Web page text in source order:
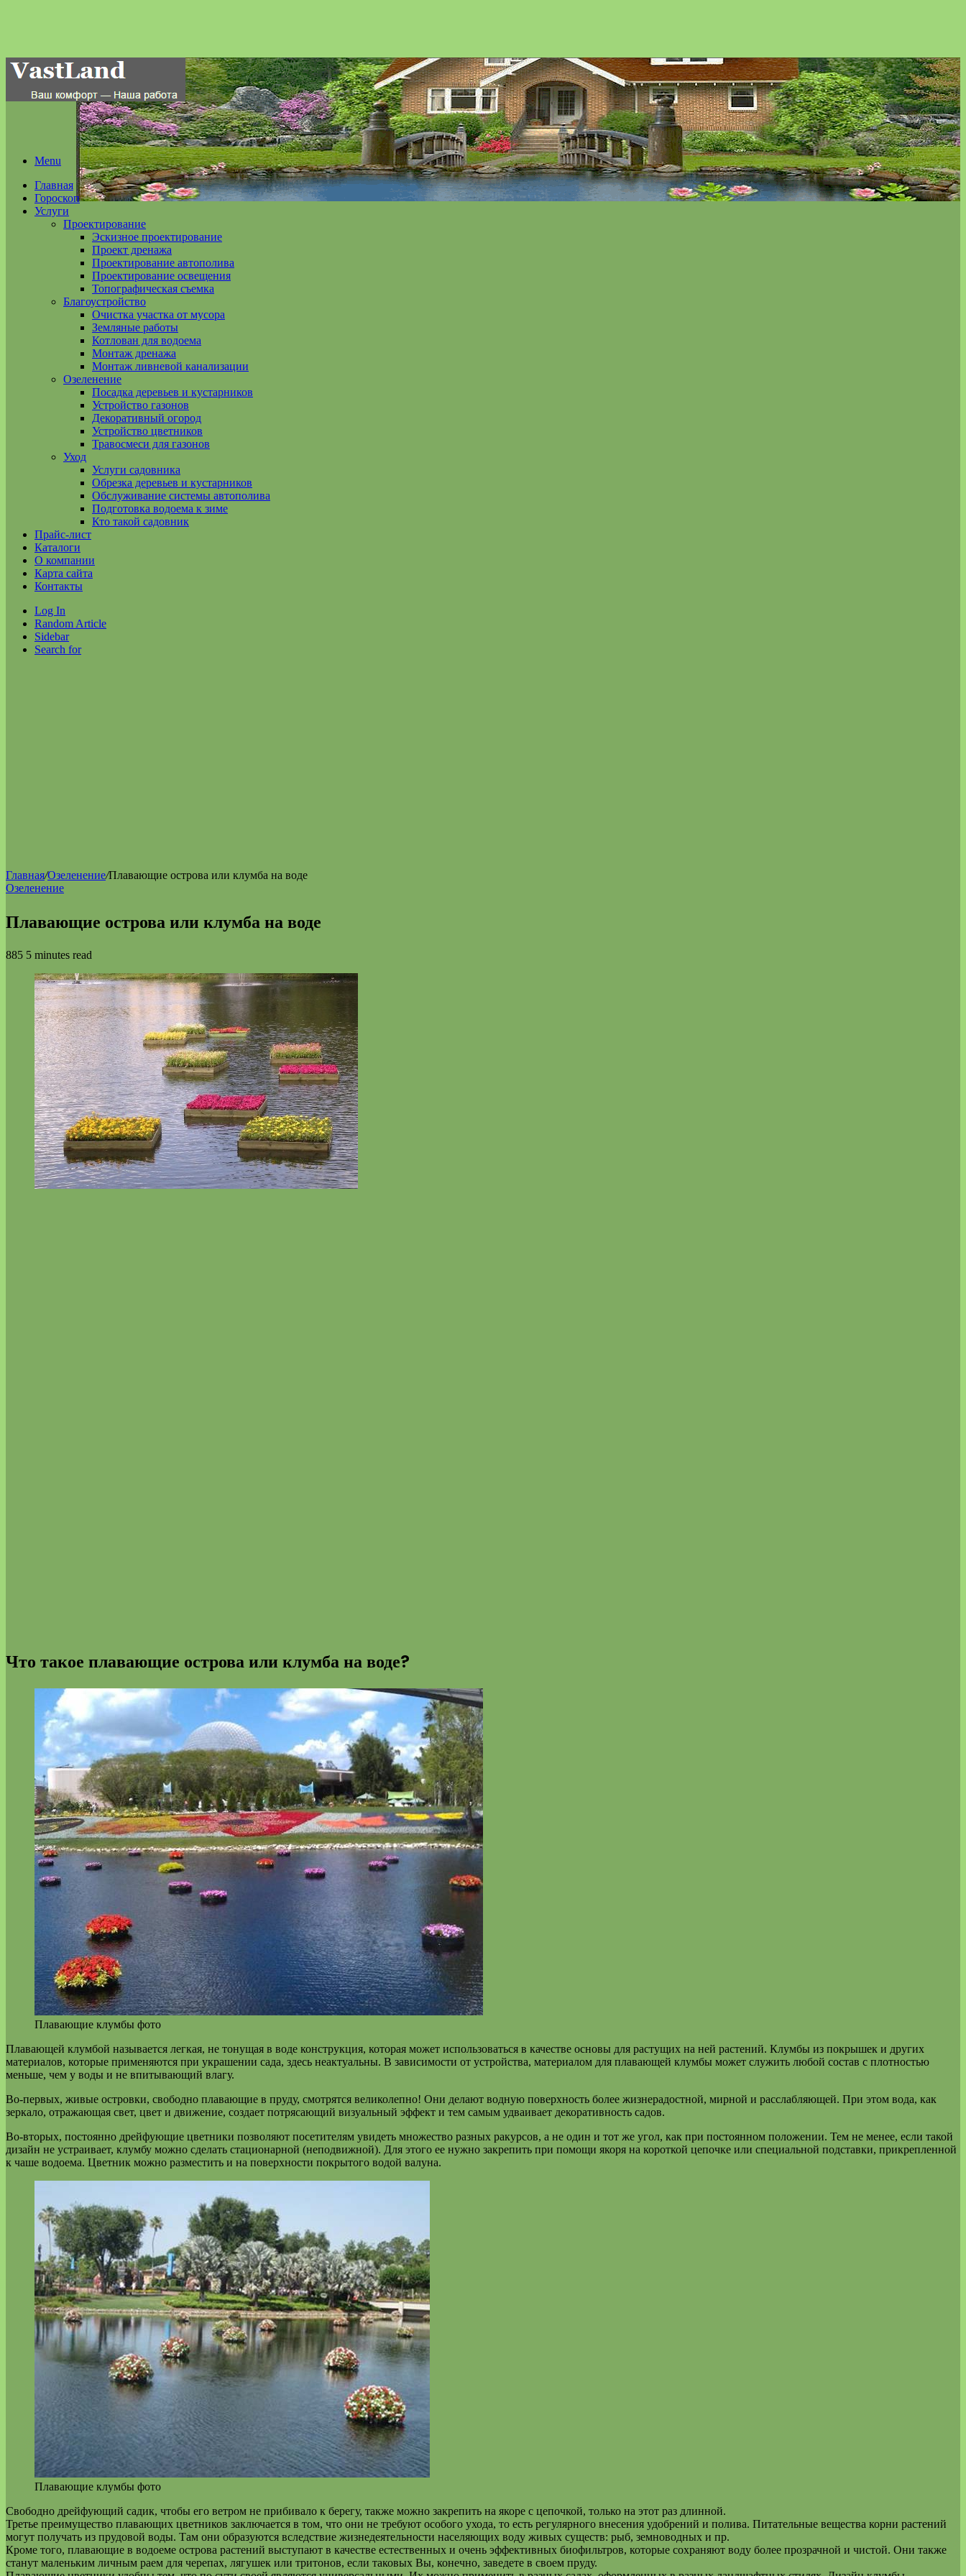
Menu
Главная
Гороскоп
Услуги
Проектирование
Эскизное проектирование
Проект дренажа
Проектирование автополива
Проектирование освещения
Топографическая съемка
Благоустройство
Очистка участка от мусора
Земляные работы
Котлован для водоема
Монтаж дренажа
Монтаж ливневой канализации
Озеленение
Посадка деревьев и кустарников
Устройство газонов
Декоративный огород
Устройство цветников
Травосмеси для газонов
Уход
Услуги садовника
Обрезка деревьев и кустарников
Обслуживание системы автополива
Подготовка водоема к зиме
Кто такой садовник
Прайс-лист
Каталоги
О компании
Карта сайта
Контакты
Log In
Random Article
Sidebar
Search for
Главная/Озеленение/Плавающие острова или клумба на воде
Озеленение
Плавающие острова или клумба на воде
885 5 minutes read
Что такое плавающие острова или клумба на воде?
Плавающие клумбы фото
Плавающей клумбой называется легкая, не тонущая в воде конструкция, которая может использоваться в качестве основы для растущих на ней растений. Клумбы из покрышек и других
материалов, которые применяются при украшении сада, здесь неактуальны. В зависимости от устройства, материалом для плавающей клумбы может служить любой состав с плотностью
меньше, чем у воды и не впитывающий влагу.
Во-первых, живые островки, свободно плавающие в пруду, смотрятся великолепно! Они делают водную поверхность более жизнерадостной, мирной и расслабляющей. При этом вода, как
зеркало, отражающая свет, цвет и движение, создает потрясающий визуальный эффект и тем самым удваивает декоративность садов.
Во-вторых, постоянно дрейфующие цветники позволяют посетителям увидеть множество разных ракурсов, а не один и тот же угол, как при постоянном положении. Тем не менее, если такой
дизайн не устраивает, клумбу можно сделать стационарной (неподвижной). Для этого ее нужно закрепить при помощи якоря на короткой цепочке или специальной подставки, прикрепленной
к чаше водоема. Цветник можно разместить и на поверхности покрытого водой валуна.
Плавающие клумбы фото
Свободно дрейфующий садик, чтобы его ветром не прибивало к берегу, также можно закрепить на якоре с цепочкой, только на этот раз длинной.
Третье преимущество плавающих цветников заключается в том, что они не требуют особого ухода, то есть регулярного внесения удобрений и полива. Питательные вещества корни растений
могут получать из прудовой воды. Там они образуются вследствие жизнедеятельности населяющих воду живых существ: рыб, земноводных и пр.
Кроме того, плавающие в водоеме острова растений выступают в качестве естественных и очень эффективных биофильтров, которые сохраняют воду более прозрачной и чистой. Они также
станут маленьким личным раем для черепах, лягушек или тритонов, если таковых Вы, конечно, заведете в своем пруду.